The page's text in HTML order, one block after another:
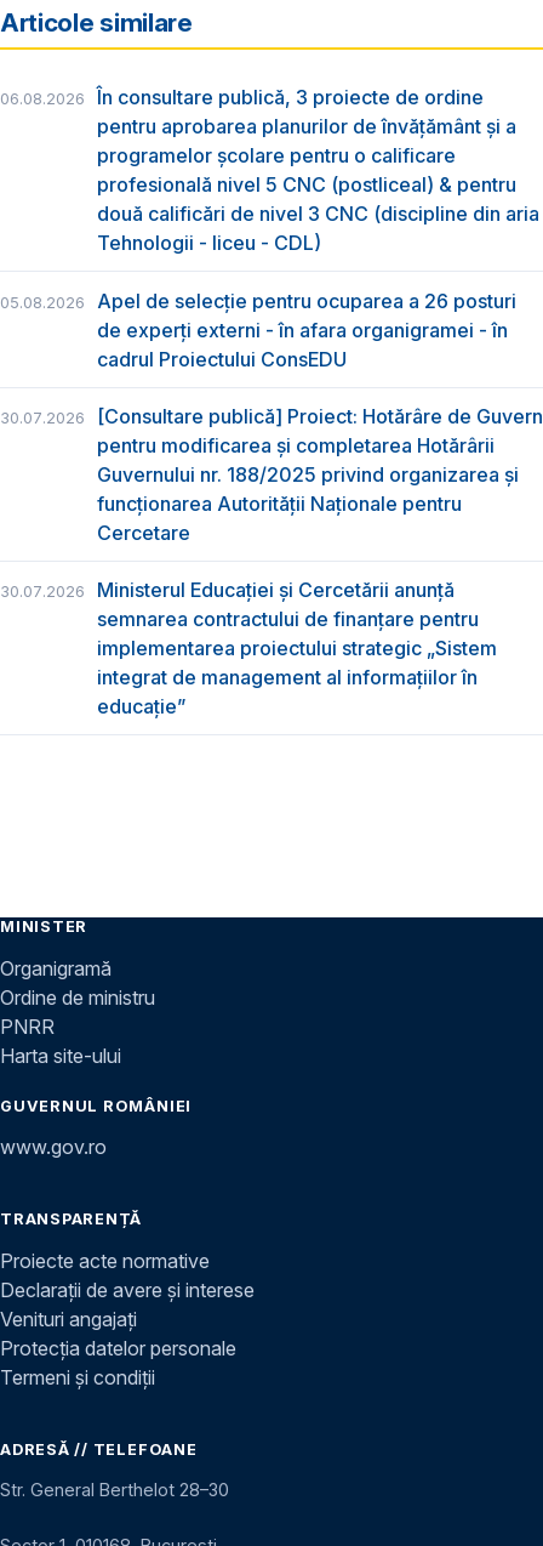
Articole similare
06.08.2026
În consultare publică, 3 proiecte de ordine
pentru aprobarea planurilor de învățământ și a
programelor școlare pentru o calificare
profesională nivel 5 CNC (postliceal) & pentru
două calificări de nivel 3 CNC (discipline din aria
Tehnologii - liceu - CDL)
05.08.2026
Apel de selecție pentru ocuparea a 26 posturi
de experți externi - în afara organigramei - în
cadrul Proiectului ConsEDU
30.07.2026
[Consultare publică] Proiect: Hotărâre de Guvern
pentru modificarea și completarea Hotărârii
Guvernului nr. 188/2025 privind organizarea şi
funcţionarea Autorităţii Naţionale pentru
Cercetare
30.07.2026
Ministerul Educației și Cercetării anunță
semnarea contractului de finanțare pentru
implementarea proiectului strategic „Sistem
integrat de management al informațiilor în
educație”
MINISTER
Organigramă
Ordine de ministru
PNRR
Harta site-ului
GUVERNUL ROMÂNIEI
www.gov.ro
TRANSPARENȚĂ
Proiecte acte normative
Declarații de avere și interese
Venituri angajați
Protecția datelor personale
Termeni și condiții
ADRESĂ // TELEFOANE
Str. General Berthelot 28–30